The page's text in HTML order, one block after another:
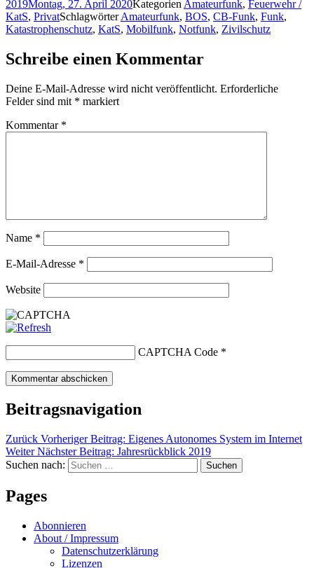
2019Montag, 27. April 2020Kategorien Amateurfunk, Feuerwehr /
KatS, PrivatSchlagwörterAmateurfunk, BOS, CB-Funk, Funk,
Katastrophenschutz, KatS, Mobilfunk, Notfunk, Zivilschutz
Schreibe einen Kommentar
Deine E-Mail-Adresse wird nicht veröffentlicht. Erforderliche
Felder sind mit * markiert
Kommentar *
Name *
E-Mail-Adresse *
Website
CAPTCHA Code *
Beitragsnavigation
Zurück Vorheriger Beitrag: Eigenes Autonomes System im Internet
Weiter Nächster Beitrag: Jahresrückblick 2019
Suchen nach:
Suchen
Pages
Abonnieren
About / Impressum
Datenschutzerklärung
Lizenzen